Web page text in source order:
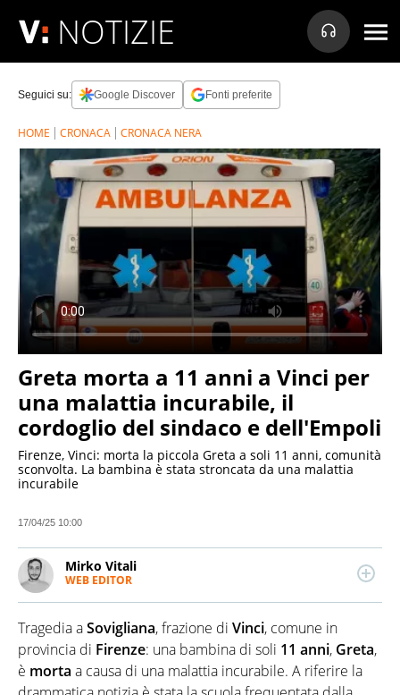
NOTIZIE
Seguici su: Google Discover Fonti preferite
HOME CRONACA CRONACA NERA
Greta morta a 11 anni a Vinci per
una malattia incurabile, il
cordoglio del sindaco e dell'Empoli
Firenze, Vinci: morta la piccola Greta a soli 11 anni, comunità
sconvolta. La bambina è stata stroncata da una malattia
incurabile
17/04/25 10:00
Mirko Vitali
WEB EDITOR
spettacolo. Dopo due lauree umanistiche e il Master
in critica giornalistica, lavora e collabora con diverse
testate e realtà editoriali nazionali
Tragedia aSovigliana, frazione di Vinci, comune in
provincia di Firenze: una bambina di soli 11 anni, Greta,
è morta a causa di una malattia incurabile. A riferire la